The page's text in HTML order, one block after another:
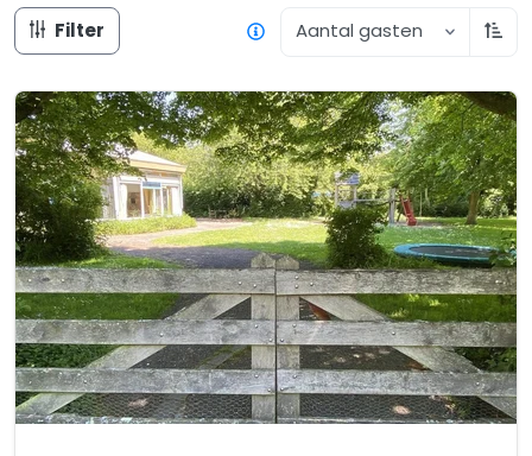
Filter Aantal gasten